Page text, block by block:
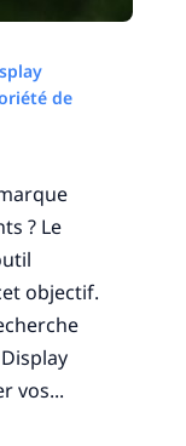
de
? Le
objectif.
vos...